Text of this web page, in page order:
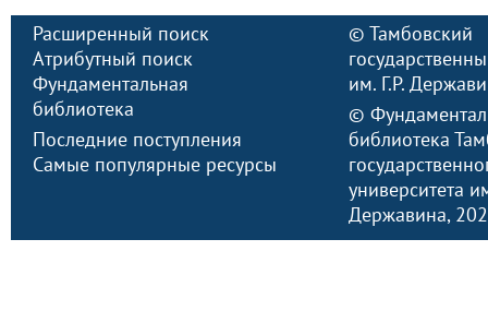
Расширенный поиск
Атрибутный поиск
Фундаментальная
библиотека
Последние поступления
Самые популярные ресурсы
© Тамбовский
им. Г.Р.
©
библиотека
университета
Державина,